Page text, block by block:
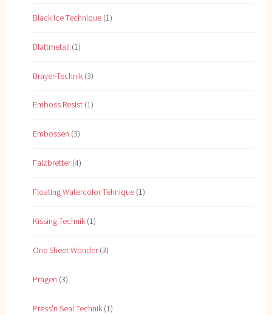
Black Ice Technique (1)
Blattmetall (1)
Brayer-Technik (3)
Emboss Resist (1)
Embossen (3)
Falzbretter(4)
Floating Watercolor Tehnique (1)
Kissing Technik (1)
One Sheet Wonder(3)
Prägen (3)
Press'n Seal Technik (1)